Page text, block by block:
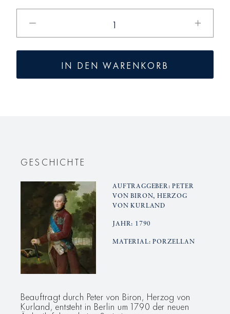
KURLAND
Erhöhe
die
IN DEN WARENKORB
GESCHICHTE
AUFTRAGGEBER: PETER
VON BIRON, HERZOG
VON KURLAND
JAHR: 1790
MATERIAL: PORZELLAN
Beauftragt durch Peter von Biron, Herzog von
Kurland, entsteht in Berlin um 1790 der neuen